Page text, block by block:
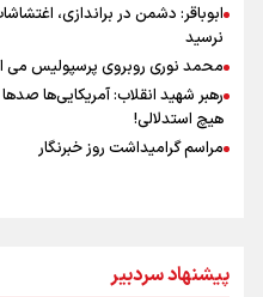
ابوباقر: دشمن در براندازی،
نرسید
محمد نوری روبروی پرسپولیس می
رهبر شهید انقلاب: آمریکایی‌ها
هیچ استدلالی!
مراسم گرامیداشت روز خبرنگار
سخنگوی سپاه: بازگشایی تنگۀ
در سال گذشته تا به امروز اتفاقات
پیشنهاد سردبیر